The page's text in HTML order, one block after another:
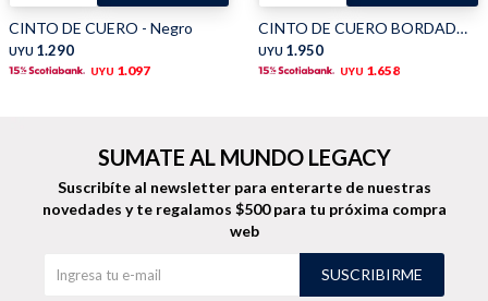
CINTO DE CUERO - Negro
UYU 1.290
UYU 1.097
CINTO DE CUERO BORDADO - Marrón
UYU 1.950
UYU 1.658
SUMATE AL MUNDO LEGACY
Suscribíte al newsletter para enterarte de nuestras
novedades y te regalamos $500 para tu próxima compra
web
SUSCRIBIRME